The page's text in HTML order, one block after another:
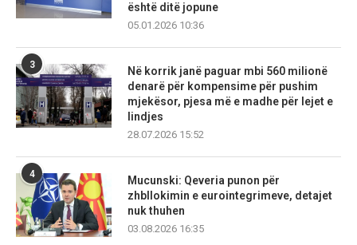
është ditë jopune
05.01.2026 10:36
3
Në korrik janë paguar mbi 560 milionë
denarë për kompensime për pushim
mjekësor, pjesa më e madhe për lejet e
lindjes
28.07.2026 15:52
4
Mucunski: Qeveria punon për
zhbllokimin e eurointegrimeve, detajet
nuk thuhen
03.08.2026 16:35